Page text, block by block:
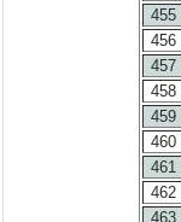
455
456
457
458
459
460
461
462
463